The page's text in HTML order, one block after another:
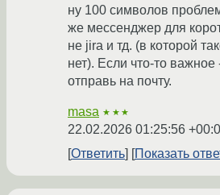
ну 100 символов
же мессенджер для
не jira и тд. (в которой
нет). Если что-то важное
отправь на почту.
masa ★★★
22.02.2026 01:25:56
Ответить
Показать